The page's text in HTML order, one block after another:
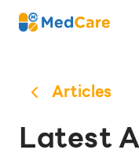
Skip
MedCare
Articles
Latest